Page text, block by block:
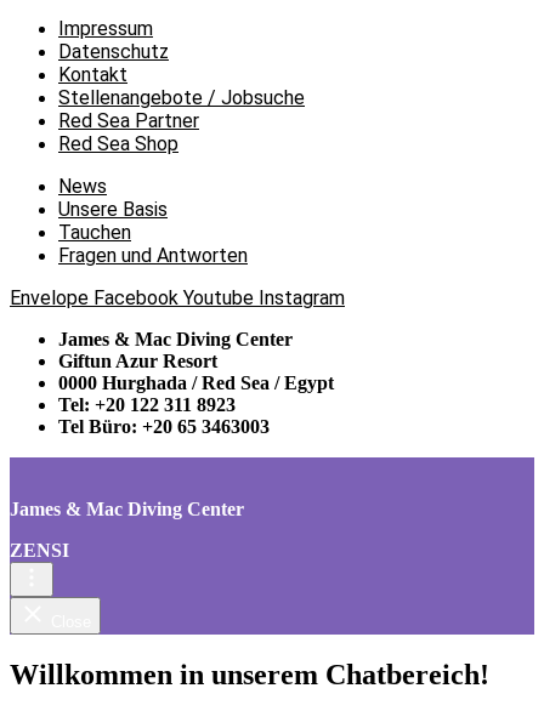
Impressum
Datenschutz
Kontakt
Stellenangebote / Jobsuche
Red Sea Partner
Red Sea Shop
News
Unsere Basis
Tauchen
Fragen und Antworten
Envelope Facebook Youtube Instagram
James & Mac Diving Center
Giftun Azur Resort
0000 Hurghada / Red Sea / Egypt
Tel: +20 122 311 8923
Tel Büro: +20 65 3463003
James & Mac Diving Center
ZENSI
Willkommen in unserem Chatbereich!